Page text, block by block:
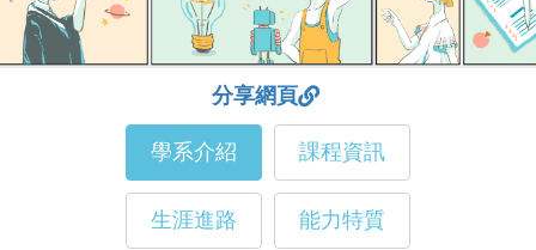
ColleGo! 大學選才與高中育才輔助系統
分享網頁
學系介紹 課程資訊
生涯進路 能力特質